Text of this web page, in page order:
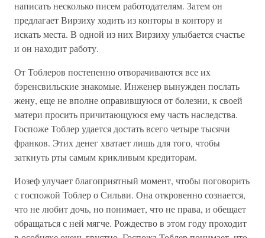
написать несколько писем работодателям. Затем он
предлагает Вирзиху ходить из конторы в контору и
искать места. В одной из них Вирзиху улыбается счастье
и он находит работу.
От Тоблеров постепенно отворачиваются все их
бэренсвильские знакомые. Инженер вынужден послать
жену, еще не вполне оправившуюся от болезни, к своей
матери просить причитающуюся ему часть наследства.
Госпоже Тоблер удается достать всего четыре тысячи
франков. Этих денег хватает лишь для того, чтобы
заткнуть рты самым крикливым кредиторам.
Иозеф улучает благоприятный момент, чтобы поговорить
с госпожой Тоблер о Сильви. Она откровенно сознается,
что не любит дочь, но понимает, что не права, и обещает
обращаться с ней мягче. Рождество в этом году проходит